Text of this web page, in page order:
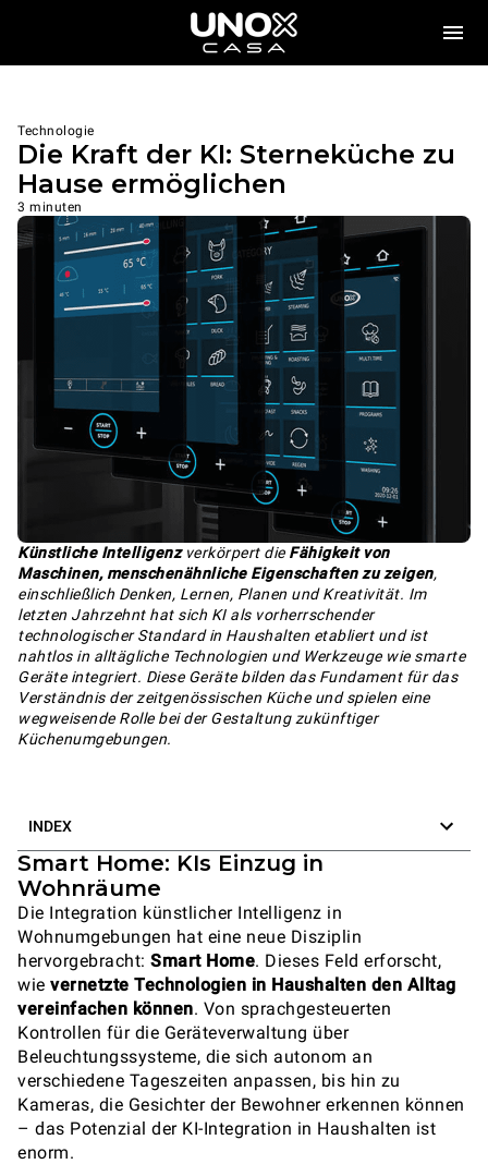
Technologie
Die Kraft der KI: Sterneküche zu
Hause ermöglichen
3 minuten
Künstliche Intelligenzverkörpert die Fähigkeit von
Maschinen, menschenähnliche Eigenschaften zu zeigen,
einschließlich Denken, Lernen, Planen und Kreativität. Im
letzten Jahrzehnt hat sich KI als vorherrschender
technologischer Standard in Haushalten etabliert und ist
nahtlos in alltägliche Technologien und Werkzeuge wie smarte
Geräte integriert. Diese Geräte bilden das Fundament für das
Verständnis der zeitgenössischen Küche und spielen eine
wegweisende Rolle bei der Gestaltung zukünftiger
Küchenumgebungen.
INDEX
Smart Home: KIs Einzug in
Wohnräume
Die Integration künstlicher Intelligenz in
Wohnumgebungen hat eine neue Disziplin
hervorgebracht: Smart Home. Dieses Feld erforscht,
wie vernetzte Technologien in Haushalten den Alltag
vereinfachen können. Von sprachgesteuerten
Kontrollen für die Geräteverwaltung über
Beleuchtungssysteme, die sich autonom an
verschiedene Tageszeiten anpassen, bis hin zu
Kameras, die Gesichter der Bewohner erkennen können
– das Potenzial der KI-Integration in Haushalten ist
enorm.